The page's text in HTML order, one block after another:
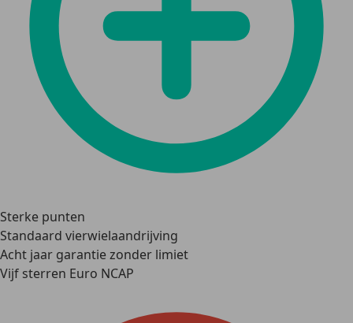
Sterke punten
Standaard vierwielaandrijving
Acht jaar garantie zonder limiet
Vijf sterren Euro NCAP